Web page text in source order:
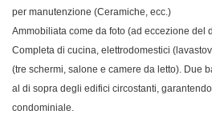
per manutenzione (Ceramiche, ecc.)
Ammobiliata come da foto (ad eccezione del
Completa di cucina, elettrodomestici
(tre schermi, salone e camere da letto). Due
al di sopra degli edifici circostanti,
condominiale.